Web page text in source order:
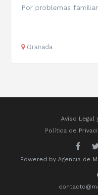
Por problemas
Granada
Aviso Legal
Política de
Powered by Agencia de